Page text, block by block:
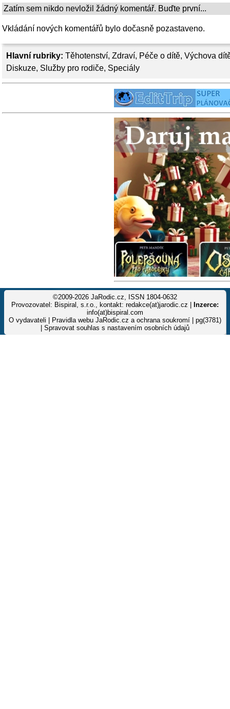
Hlavní rubriky: Těhotenství, Zdraví, Péče o dítě, Výchova
Diskuze, Služby pro rodiče, Speciály
Zatím sem nikdo nevložil žádný komentář. Buďte první...
Vkládání nových komentářů bylo dočasně pozastaveno.
©2009-2026 JaRodic.cz, ISSN 1804-0632
Provozovatel: Bispiral, s.r.o., kontakt: redakce(at)jarodic.cz |
Inzerce:
info(at)bispiral.com
O vydavateli
Pravidla webu JaRodic.cz a ochrana soukromí | pg(3781)
Spravovat souhlas s nastavením osobních údajů